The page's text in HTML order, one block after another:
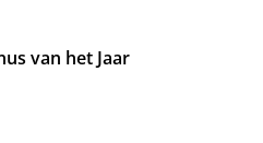
van het Jaar